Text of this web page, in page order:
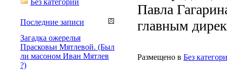
Павла
главным
Размещено в Без
Без категории
Последние записи
Загадка ожерелья
Прасковьи Мятлевой. (Был
ли масоном Иван Мятлев
?)